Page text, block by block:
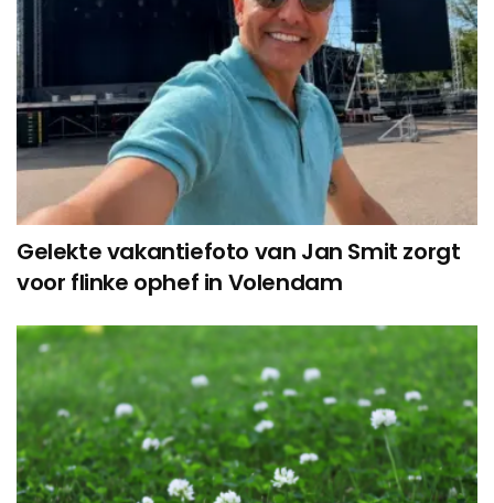
Gelekte vakantiefoto van Jan Smit zorgt
voor flinke ophef in Volendam